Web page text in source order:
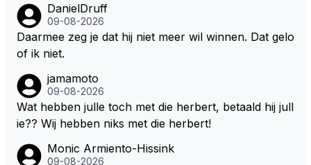
zitten. Om die reden is Vettel ook gediskwalificeerd. J
e hoort soms ook wel eens dat ze brandstoof moete
n sparen als de race engineer denkt dat ze die ene li
door die 1 liter te verhogen naar bijv. 5 liter en dan di
e ronden achter SC niet mee te tellen. Na x ronden
SC moet er na afloop niet nog 5 maar x liter inzitten.
DanielDruff
09-08-2026
Daarmee zeg je dat hij niet meer wil winnen. Dat gelo
of ik niet.
jamamoto
09-08-2026
Wat hebben julle toch met die herbert, betaald hij jull
ie?? Wij hebben niks met die herbert!
Monic Armiento-Hissink
09-08-2026